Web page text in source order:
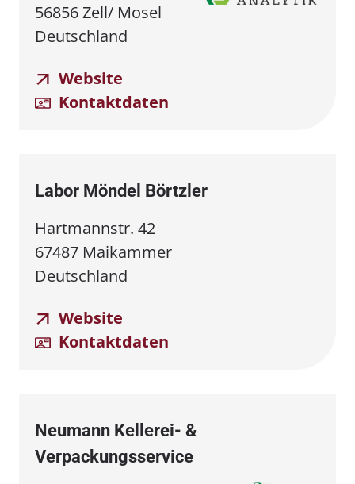
56856 Zell/ Mosel
Deutschland
Website
Kontaktdaten
Labor Möndel Börtzler
Hartmannstr. 42
67487 Maikammer
Deutschland
Website
Kontaktdaten
Neumann Kellerei- &
Verpackungsservice